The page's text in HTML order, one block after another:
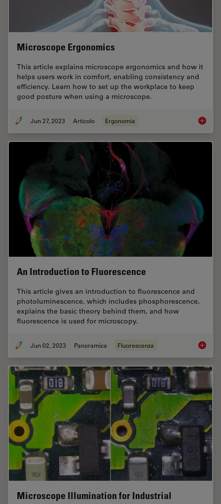
Microscope Ergonomics
This article explains microscope ergonomics and how it
helps users work in comfort, enabling consistency and
efficiency. Learn how to set up the workplace to keep
good posture when using a microscope.
Jun 27, 2023 Articolo Ergonomia
An Introduction to Fluorescence
This article gives an introduction to fluorescence and
photoluminescence, which includes phosphorescence,
explains the basic theory behind them, and how
fluorescence is used for microscopy.
Jun 02, 2023 Panoramica Fluorescenza An
Microscope Illumination for Industrial